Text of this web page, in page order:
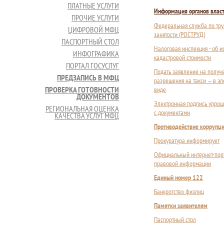
ПЛАТНЫЕ УСЛУГИ
ПРОЧИЕ УСЛУГИ
ЦИФРОВОЙ МФЦ
ПАСПОРТНЫЙ СТОЛ
ИНФОГРАФИКА
ПОРТАЛ ГОСУСЛУГ
ПРЕДЗАПИСЬ В МФЦ
ПРОВЕРКА ГОТОВНОСТИ
ДОКУМЕНТОВ
РЕГИОНАЛЬНАЯ ОЦЕНКА
КАЧЕСТВА УСЛУГ МФЦ
Информация органов
Федеральная служба по
занятости (РОСТРУД)
Налоговая инспекция - об
кадастровой стоимости
Подать заявление на
разрешения на такси — в
виде
Электронная подпись
с документами
Противодействие
Прокуратура информирует
Официальный интернет-
правовой информации
Единый номер 122
Банкротство физлиц
Памятки заявителям
Паспортный стол